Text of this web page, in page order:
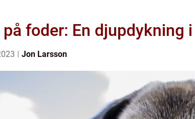
foder: En
Jon Larsson